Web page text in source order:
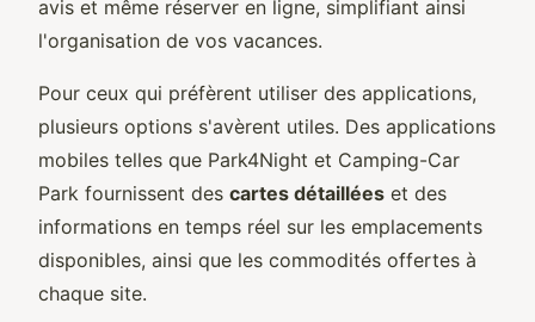
avis et même réserver en ligne, simplifiant ainsi
l'organisation de vos vacances.
Pour ceux qui préfèrent utiliser des applications,
plusieurs options s'avèrent utiles. Des applications
mobiles telles que Park4Night et Camping-Car
Park fournissent des cartes détaillées et des
informations en temps réel sur les emplacements
disponibles, ainsi que les commodités offertes à
chaque site.